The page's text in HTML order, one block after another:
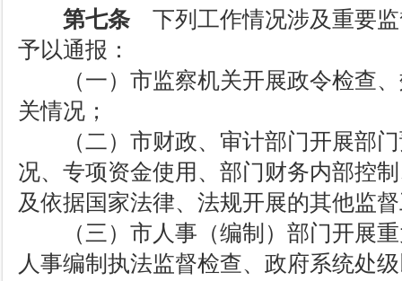
第七条 下列工作情况涉及重要
予以通报：
（一）市监察机关开展政令检查、
关情况；
（二）市财政、审计部门开展部门
况、专项资金使用、部门财务内部控
及依据国家法律、法规开展的其他监
（三）市人事（编制）部门开展重
人事编制执法监督检查、政府系统处